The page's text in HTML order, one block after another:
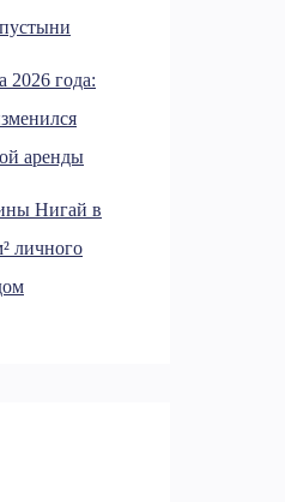
2026 года:
аренды
Нигай в
личного